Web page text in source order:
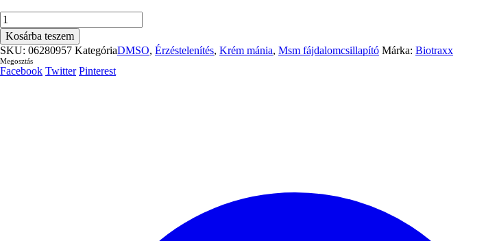
Biotraxx
DMSO
dimetil-
szulfoxid
gyógynövényes
krém
Kosárba teszem
SKU: 06280957 KategóriaDMSO, Érzéstelenítés, Krém mánia, Msm fájdalomcsillapító Márka: Biotraxx
Megosztás
Facebook Twitter Pinterest